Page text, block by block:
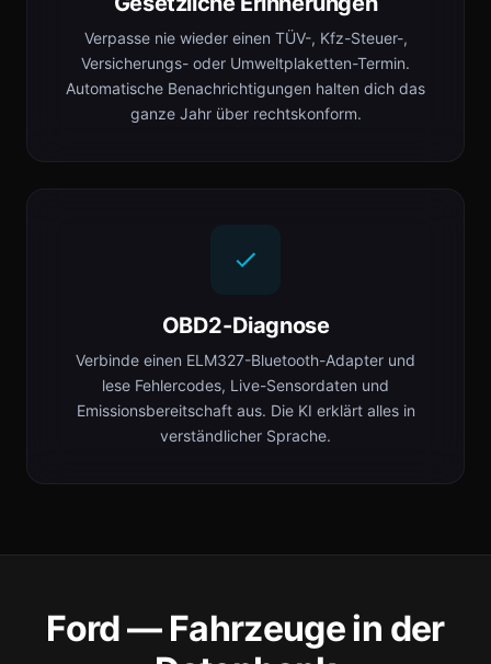
Verpasse nie wieder einen TÜV-, Kfz-Steuer-,
Versicherungs- oder Umweltplaketten-Termin.
Automatische Benachrichtigungen halten dich das
ganze Jahr über rechtskonform.
OBD2-Diagnose
Verbinde einen ELM327-Bluetooth-Adapter und
lese Fehlercodes, Live-Sensordaten und
Emissionsbereitschaft aus. Die KI erklärt alles in
verständlicher Sprache.
Ford — Fahrzeuge in der